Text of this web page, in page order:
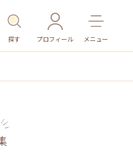
探す プロフィール メニュー